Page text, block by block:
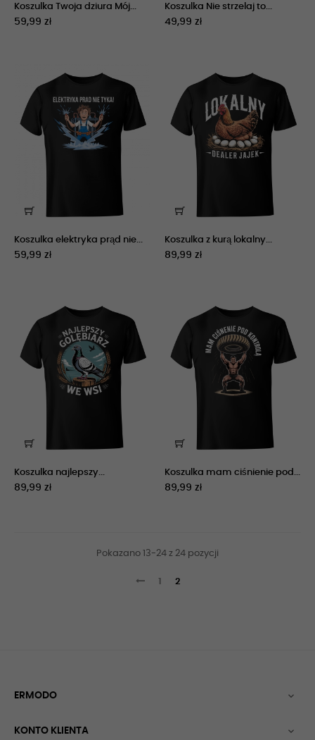
Koszulka Twoja dziura Mój...
59,99 zł
Koszulka Nie strzelaj to...
49,99 zł
Koszulka elektryka prąd nie...
59,99 zł
Koszulka z kurą lokalny...
89,99 zł
Koszulka najlepszy...
89,99 zł
Koszulka mam ciśnienie pod...
89,99 zł
Pokazano 13-24 z 24 pozycji
2
ERMODO 
KONTO KLIENTA 